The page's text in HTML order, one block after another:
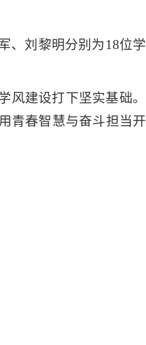
、刘黎明分别为18位学
风建设打下坚实基础。
青春智慧与奋斗担当开